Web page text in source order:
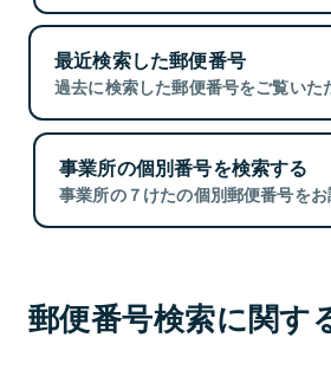
最近検索した郵便番号
過去に検索した郵便番号をご覧いた
事業所の個別番号を検索する
事業所の７けたの個別郵便番号をお
郵便番号検索に関す